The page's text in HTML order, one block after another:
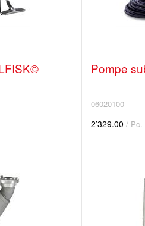
Pompe
06020100
2’329.00 / Pc.